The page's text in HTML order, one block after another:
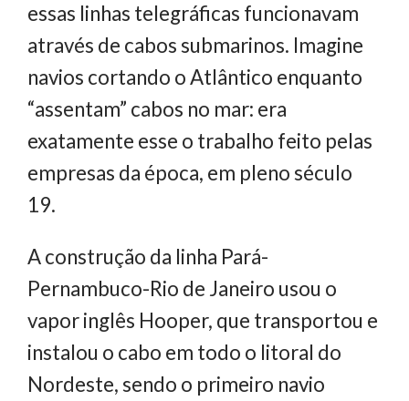
essas linhas telegráficas funcionavam
através de cabos submarinos. Imagine
navios cortando o Atlântico enquanto
“assentam” cabos no mar: era
exatamente esse o trabalho feito pelas
empresas da época, em pleno século
19.
A construção da linha Pará-
Pernambuco-Rio de Janeiro usou o
vapor inglês Hooper, que transportou e
instalou o cabo em todo o litoral do
Nordeste, sendo o primeiro navio